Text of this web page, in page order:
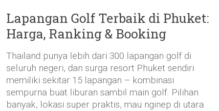
Lapangan Golf Terbaik di Phuket:
Harga, Ranking & Booking
Thailand punya lebih dari 300 lapangan golf di
seluruh negeri, dan surga resort Phuket sendiri
memiliki sekitar 15 lapangan – kombinasi
sempurna buat liburan sambil main golf. Pilihan
banyak, lokasi super praktis, mau nginep di utara